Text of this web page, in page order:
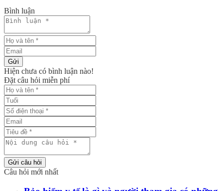
Bình luận
Gửi
Hiện chưa có bình luận nào!
Đặt câu hỏi miễn phí
Gửi câu hỏi
Câu hỏi mới nhất